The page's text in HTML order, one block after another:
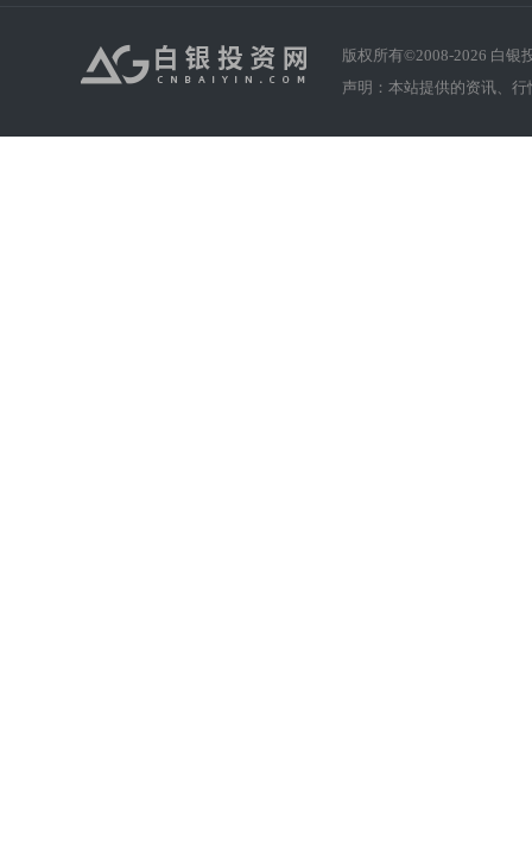
版权所有©2008-2026 白银
声明：本站提供的资讯、